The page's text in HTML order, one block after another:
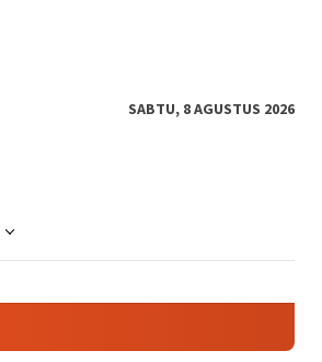
SABTU, 8 AGUSTUS 2026